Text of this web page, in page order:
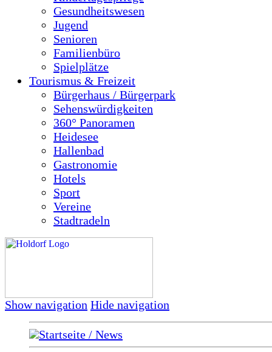
Gesundheitswesen
Jugend
Senioren
Familienbüro
Spielplätze
Tourismus & Freizeit
Bürgerhaus / Bürgerpark
Sehenswürdigkeiten
360° Panoramen
Heidesee
Hallenbad
Gastronomie
Hotels
Sport
Vereine
Stadtradeln
Show navigation Hide navigation
Startseite / News